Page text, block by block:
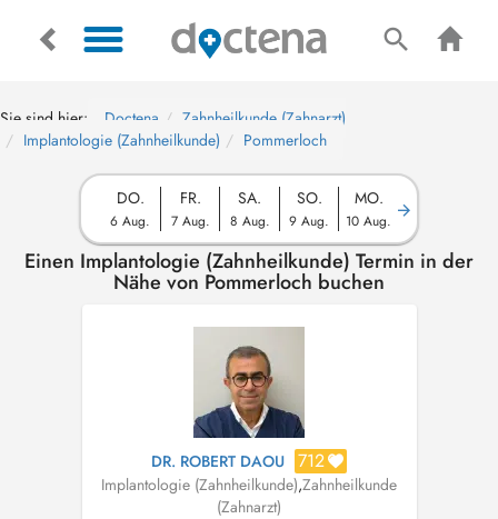
Sie sind hier: Doctena
Zahnheilkunde (Zahnarzt)
Implantologie (Zahnheilkunde)
Pommerloch
DO.
6 Aug.
FR.
7 Aug.
SA.
8 Aug.
SO.
9 Aug.
MO.
10 Aug.
Einen Implantologie (Zahnheilkunde) Termin in der
Nähe von Pommerloch buchen
DR. ROBERT DAOU 712
Implantologie (Zahnheilkunde),Zahnheilkunde
(Zahnarzt)